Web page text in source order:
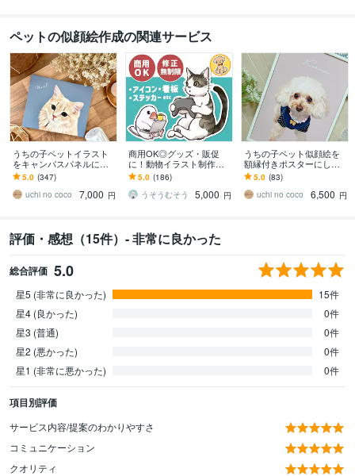
ペットの似顔絵作成の関連サービス
うちの子ペットイラスト
をキャンバスパネルにし
ます 犬・猫の似顔絵を飾
れるオーダーメイドアー
トに
5.0 (347)
uchi no coco
7,000 円
商用OK◎グッズ・販促
に！動物イラスト制作し
ます アイコン・ロゴ・ス
テッカーなど用途から丁
寧にヒアリングします
5.0 (186)
うそうむそう
5,000 円
うちの子ペット似顔絵を
額縁付きポスターにしま
す 犬・猫のイラストを届
いてすぐ飾れるギフトに
5.0 (83)
uchi no coco
6,500 円
評価・感想（15件）- 非常に良かった
総合評価 5.0
星5 (非常に良かった)
15件
星4 (良かった)
0件
星3 (普通)
0件
星2 (悪かった)
0件
星1 (非常に悪かった)
0件
項目別評価
サービス内容/提案のわかりやすさ
コミュニケーション
クオリティ